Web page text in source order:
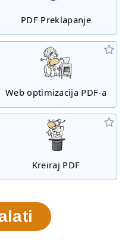
PDF Preklapanje
Web optimizacija PDF-a
Kreiraj PDF